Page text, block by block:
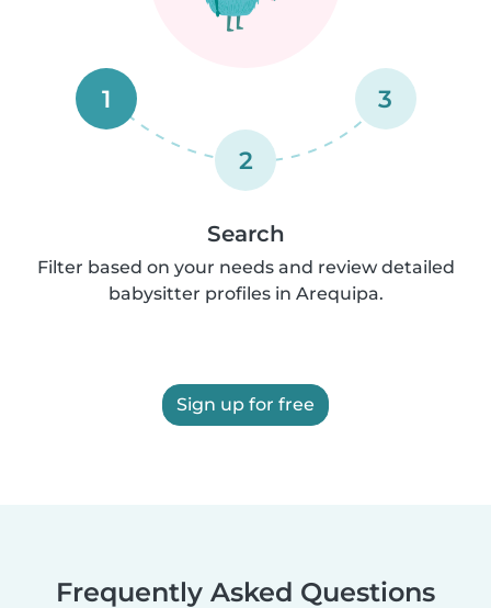
1
2
3
Search
Filter based on your needs and review detailed
babysitter profiles in Arequipa.
Sign up for free
Frequently Asked Questions